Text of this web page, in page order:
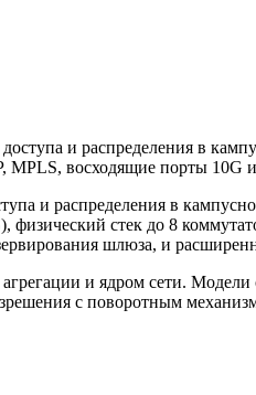
и распределения в
восходящие порты 10G
и распределения в
стек до 8
шлюза, и
и ядром сети.
с поворотным